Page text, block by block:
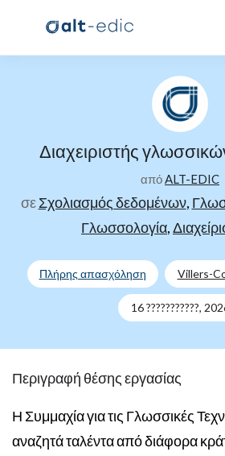
Διαχειριστής
απόALT-EDIC
σε Σχολιασμός δεδομένων,
Γλωσσολογία,
Πλήρης απασχόληση Villers-
16 ???????????,
Περιγραφή θέσης εργασίας
Η Συμμαχία για τις Γλωσσικές
αναζητά ταλέντα από διάφορα